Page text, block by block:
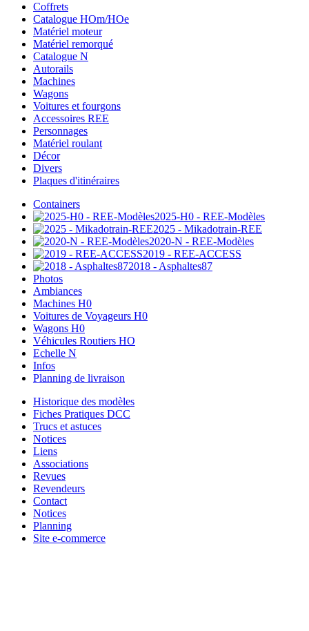
Coffrets
Catalogue HOm/HOe
Matériel moteur
Matériel remorqué
Catalogue N
Autorails
Machines
Wagons
Voitures et fourgons
Accessoires REE
Personnages
Matériel roulant
Décor
Divers
Plaques d'itinéraires
Containers
2025-H0 - REE-Modèles
2025 - Mikadotrain-REE
2020-N - REE-Modèles
2019 - REE-ACCESS
2018 - Asphaltes87
Photos
Ambiances
Machines H0
Voitures de Voyageurs H0
Wagons H0
Véhicules Routiers HO
Echelle N
Infos
Planning de livraison
Historique des modèles
Fiches Pratiques DCC
Trucs et astuces
Notices
Liens
Associations
Revues
Revendeurs
Contact
Notices
Planning
Site e-commerce